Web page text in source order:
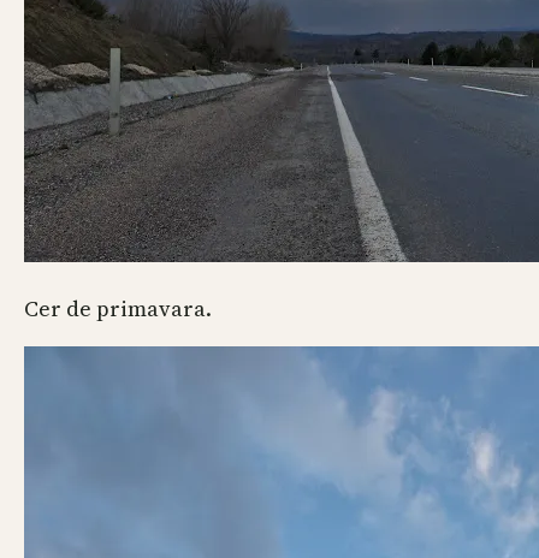
Cer de primavara.